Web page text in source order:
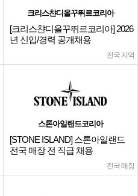
크리스챤디올꾸뛰르코리아
[크리스챤디올꾸뛰르코리아] 2026
년 신입/경력 공개채용
전국 지역
스톤아일랜드코리아
[STONE ISLAND] 스톤아일랜드
전국 매장 전 직급 채용
전국 매장